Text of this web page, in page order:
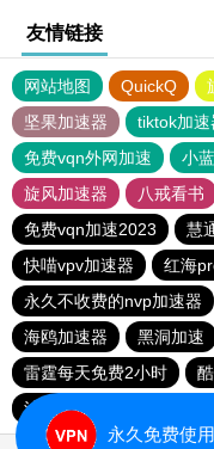
友情链接
网站地图 QuickQ
坚果加速器
tiktok加速
免费vqn外网加速
小
旋风加速器
八戒看书
免费vqn加速2023
慧
快喵vpv加速器
红海
永久不收费的nvp加速器
海鸥加速器
黑洞加速
雷霆每天免费2小时
油管加速器
永久免费使